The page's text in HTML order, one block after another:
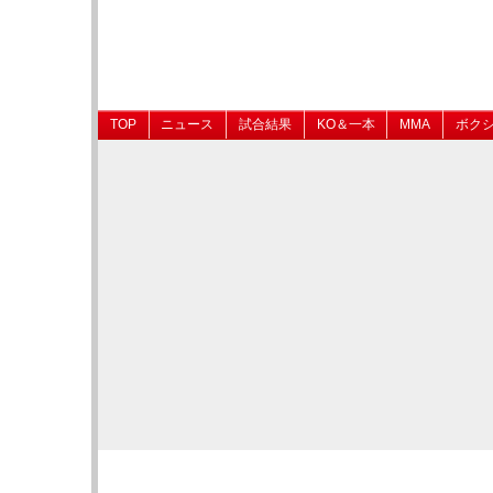
TOP ニュース 試合結果 KO＆一本 MMA ボク